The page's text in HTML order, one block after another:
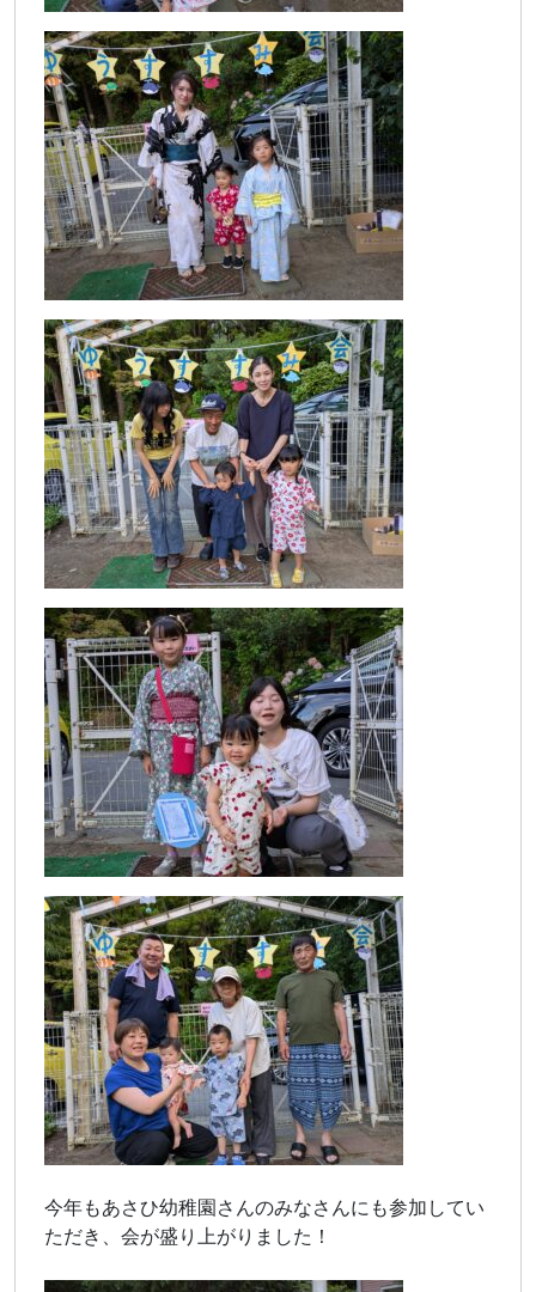
今年もあさひ幼稚園さんのみなさんにも参加してい
ただき、会が盛り上がりました！